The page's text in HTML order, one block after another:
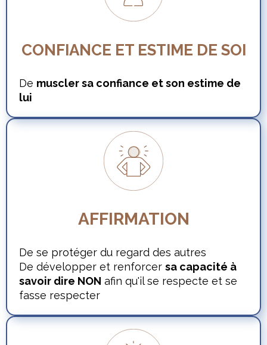
CONFIANCE ET ESTIME DE SOI
De muscler sa confiance et son estime de
lui
AFFIRMATION
De se protéger du regard des autres
De développer et renforcer sa capacité à
savoir dire NON afin qu'il se respecte et se
fasse respecter